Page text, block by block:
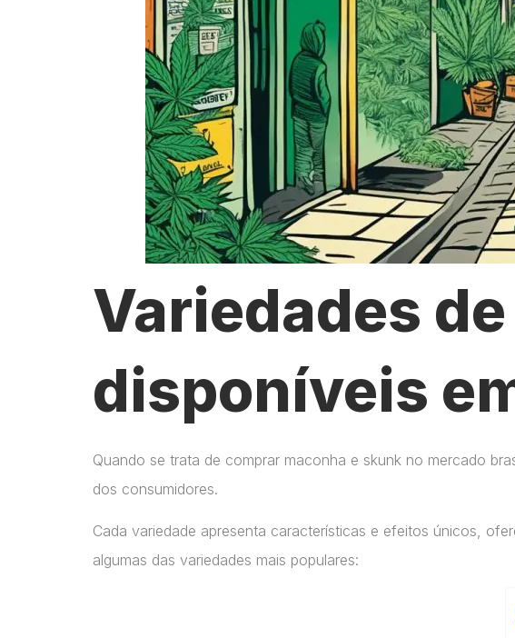
Variedades
disponíveis
Quando se trata de comprar maconha e skunk no mercado
dos consumidores.
Cada variedade apresenta características e efeitos únicos,
algumas das variedades mais populares: